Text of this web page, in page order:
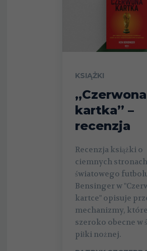
KSIĄŻKI
„Czerwona
kartka” –
recenzja
Recenzja książki o
ciemnych stronach
światowego
Bensinger w
kartce" opisuje
mechanizmy,
szeroko obecne w
piłki nożnej.